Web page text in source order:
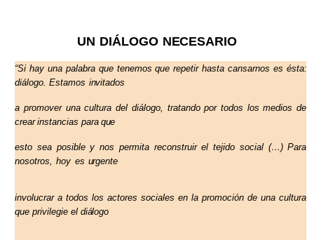
UN DIÁLOGO NECESARIO
“Si hay una palabra que tenemos que repetir hasta cansarnos es ésta:
diálogo. Estamos invitados
a promover una cultura del diálogo, tratando por todos los medios de
crear instancias para que
esto sea posible y nos permita reconstruir el tejido social (…) Para
nosotros, hoy es urgente
involucrar a todos los actores sociales en la promoción de una cultura
que privilegie eldiálogo